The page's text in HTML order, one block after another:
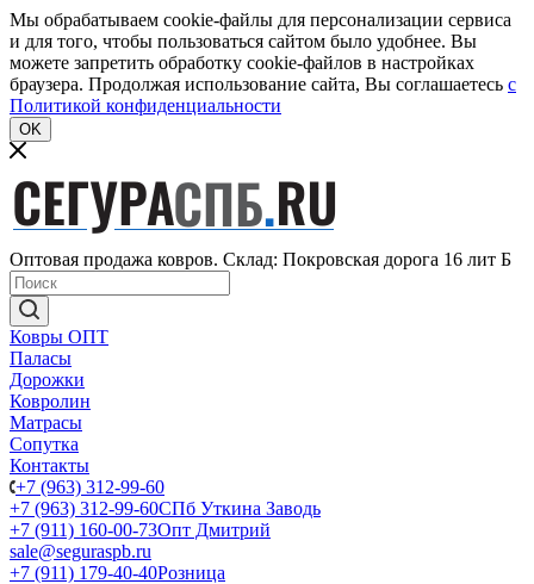
Мы обрабатываем cookie-файлы для персонализации сервиса
и для того, чтобы пользоваться сайтом было удобнее. Вы
можете запретить обработку cookie-файлов в настройках
браузера. Продолжая использование сайта, Вы соглашаетесь c
Политикой конфиденциальности
OK
Оптовая продажа ковров. Склад: Покровская дорога 16 лит Б
Ковры ОПТ
Паласы
Дорожки
Ковролин
Матрасы
Сопутка
Контакты
+7 (963) 312-99-60
+7 (963) 312-99-60СПб Уткина Заводь
+7 (911) 160-00-73Опт Дмитрий
sale@seguraspb.ru
+7 (911) 179-40-40Розница